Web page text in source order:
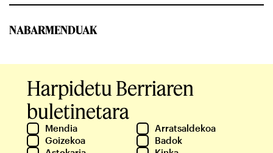
NABARMENDUAK
Harpidetu Berriaren
buletinetara
Mendia
Arratsaldekoa
Goizekoa
Badok